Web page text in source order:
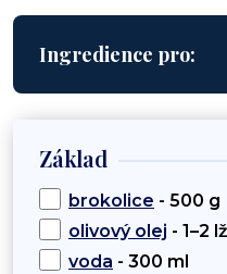
Ingredience pro:
Základ
brokolice - 500 g
olivový olej - 1–2
voda - 300 ml